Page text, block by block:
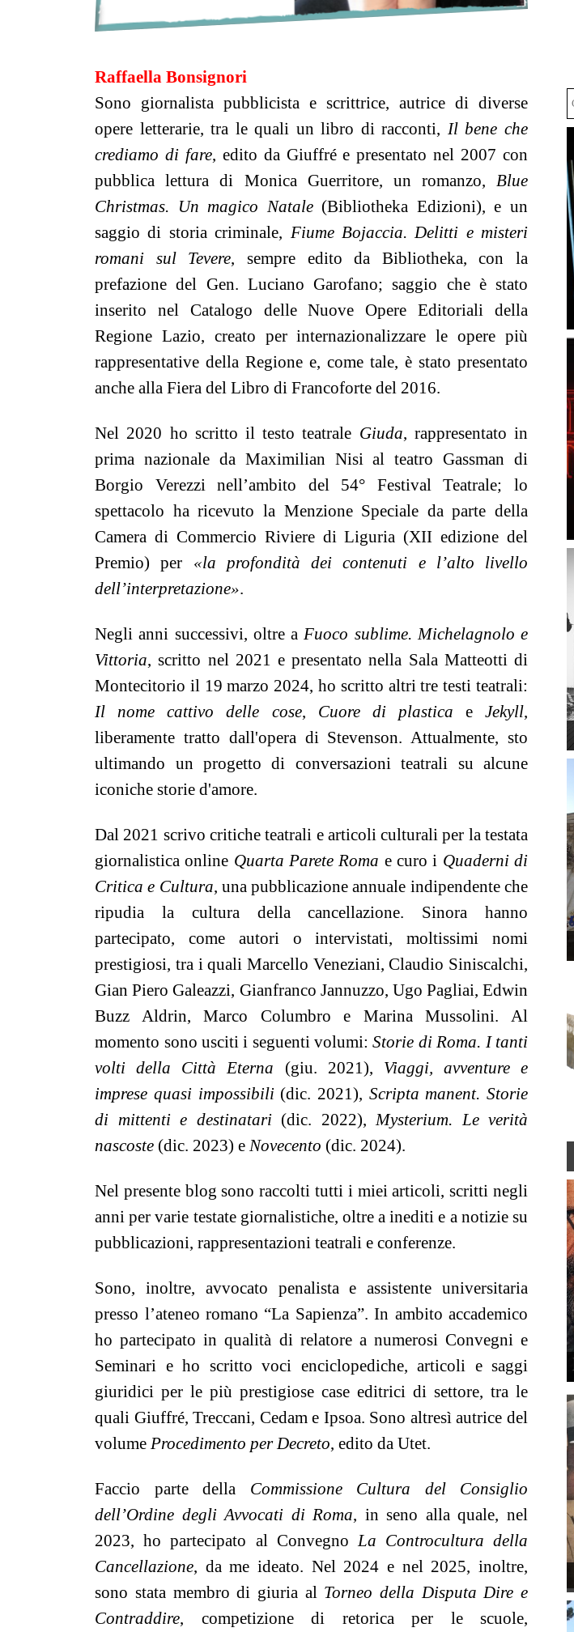
Raffaella Bonsignori
Sono giornalista pubblicista e scrittrice, autrice di diverse
opere letterarie, tra le quali un libro di racconti, Il bene che
crediamo di fare, edito da Giuffré e presentato nel 2007 con
pubblica lettura di Monica Guerritore, un romanzo, Blue
Christmas. Un magico Natale(Bibliotheka Edizioni), e un
saggio di storia criminale, Fiume Bojaccia. Delitti e misteri
romani sul Tevere, sempre edito da Bibliotheka, con la
prefazione del Gen. Luciano Garofano; saggio che è stato
inserito nel Catalogo delle Nuove Opere Editoriali della
Regione Lazio, creato per internazionalizzare le opere più
rappresentative della Regione e, come tale, è stato presentato
anche alla Fiera del Libro di Francoforte del 2016.
Nel 2020 ho scritto il testo teatrale Giuda, rappresentato in
prima nazionale da Maximilian Nisi al teatro Gassman di
Borgio Verezzi nell’ambito del 54° Festival Teatrale; lo
spettacolo ha ricevuto la Menzione Speciale da parte della
Camera di Commercio Riviere di Liguria (XII edizione del
Premio) per «la profondità dei contenuti e l’alto livello
dell’interpretazione».
Negli anni successivi, oltre aFuoco sublime. Michelagnolo e
Vittoria, scritto nel 2021 e presentato nella Sala Matteotti di
Montecitorio il 19 marzo 2024, ho scritto altri tre testi teatrali:
Il nome cattivo delle cose, Cuore di plastica eJekyll,
liberamente tratto dall'opera di Stevenson. Attualmente, sto
ultimando un progetto di conversazioni teatrali su alcune
iconiche storie d'amore.
Dal 2021 scrivo critiche teatrali e articoli culturali per la testata
giornalistica online Quarta Parete Roma e curo i Quaderni di
Critica e Cultura, una pubblicazione annuale indipendente che
ripudia la cultura della cancellazione. Sinora hanno
partecipato, come autori o intervistati, moltissimi nomi
prestigiosi, tra i quali Marcello Veneziani, Claudio Siniscalchi,
Gian Piero Galeazzi, Gianfranco Jannuzzo, Ugo Pagliai, Edwin
Buzz Aldrin, Marco Columbro e Marina Mussolini. Al
momento sono usciti i seguenti volumi:Storie di Roma. I tanti
volti della Città Eterna (giu. 2021), Viaggi, avventure e
imprese quasi impossibili(dic. 2021), Scripta manent. Storie
di mittenti e destinatari(dic. 2022),Mysterium. Le verità
nascoste (dic. 2023) eNovecento (dic. 2024).
Nel presente blog sono raccolti tutti i miei articoli, scritti negli
anni per varie testate giornalistiche, oltre a inediti e a notizie su
pubblicazioni, rappresentazioni teatrali e conferenze.
Sono, inoltre, avvocato penalista e assistente universitaria
presso l’ateneo romano “La Sapienza”. In ambito accademico
ho partecipato in qualità di relatore a numerosi Convegni e
Seminari e ho scritto voci enciclopediche, articoli e saggi
giuridici per le più prestigiose case editrici di settore, tra le
quali Giuffré, Treccani, Cedam e Ipsoa. Sono altresì autrice del
volumeProcedimento per Decreto, edito da Utet.
Faccio parte della Commissione Cultura del Consiglio
dell’Ordine degli Avvocati di Roma, in seno alla quale, nel
2023, ho partecipato al ConvegnoLa Controcultura della
Cancellazione, da me ideato. Nel 2024 e nel 2025, inoltre,
sono stata membro di giuria al Torneo della Disputa Dire e
Contraddire, competizione di retorica per le scuole,
l'Adultera
Stranger
Things
cinema
Leggi
tempo del
covid
Vedi
la ricerca
dell'anima
Leggi
Itaca, il
Ritorno
Leggi
italiana
Leggi
Intervisa
Comando:
ricordi dal
set
Leggi